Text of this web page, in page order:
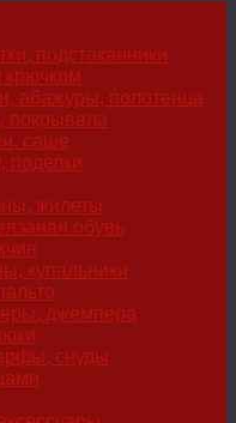
подстаканники
крючком
абажуры, полотенца
покрывала
саше
поделки
жилеты
обувь
купальники
джемпера
снуды